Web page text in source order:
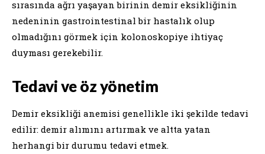
sırasında ağrı yaşayan birinin demir eksikliğinin
nedeninin gastrointestinal bir hastalık olup
olmadığını görmek için kolonoskopiye ihtiyaç
duyması gerekebilir.
Tedavi ve öz yönetim
Demir eksikliği anemisi genellikle iki şekilde tedavi
edilir: demir alımını artırmak ve altta yatan
herhangi bir durumu tedavi etmek.